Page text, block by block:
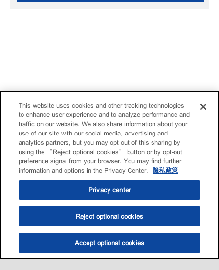
选油助手 查找门店
This website uses cookies and other tracking technologies
to enhance user experience and to analyze performance and
traffic on our website. We also share information about your
use of our site with our social media, advertising and
analytics partners, but you may opt out of this sharing by
using the “Reject optional cookies” button or by opt-out
preference signal from your browser. You may find further
information and options in the Privacy Center.
隐私政策
Privacy center
Reject optional cookies
Accept optional cookies